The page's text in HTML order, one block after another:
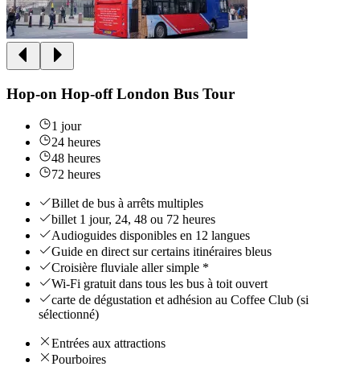
Hop-on Hop-off London Bus Tour
1 jour
24 heures
48 heures
72 heures
Billet de bus à arrêts multiples
billet 1 jour, 24, 48 ou 72 heures
Audioguides disponibles en 12 langues
Guide en direct sur certains itinéraires bleus
Croisière fluviale aller simple *
Wi-Fi gratuit dans tous les bus à toit ouvert
carte de dégustation et adhésion au Coffee Club (si
sélectionné)
Entrées aux attractions
Pourboires